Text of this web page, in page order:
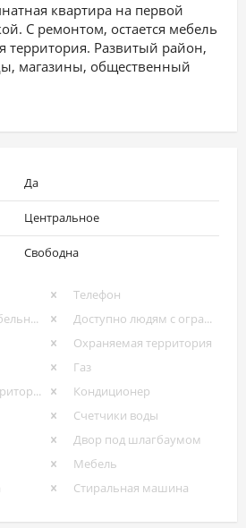
квартира на первой
С ремонтом, остается мебель
территория. Развитый район,
магазины, общественный
Да
Центральное
Свободна
Телефон
Спутниковое / Кабельное ТВ
Доступно людям с ограниченными возможностями
Охраняемая территория
Газ
Огороженная территория
Кондиционер
Счетчики воды
Двор под шлагбаумом
Мебель
Стиральная машина